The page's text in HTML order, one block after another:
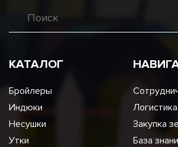
КАТАЛОГ
Бройлеры
Индюки
Несушки
Утки
Логистика
Закупка
База